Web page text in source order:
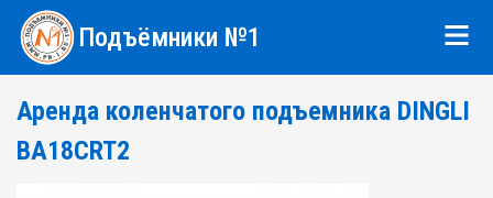
Подъёмники №1
Аренда коленчатого подъемника DINGLI
BA18CRT2